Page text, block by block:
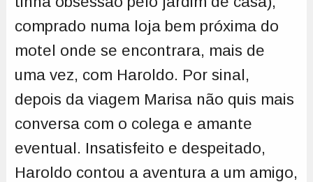
comprado numa loja bem próxima do
motel onde se encontrara, mais de
uma vez, com Haroldo. Por sinal,
depois da viagem Marisa não quis mais
conversa com o colega e amante
eventual. Insatisfeito e despeitado,
Haroldo contou a aventura a um amigo,